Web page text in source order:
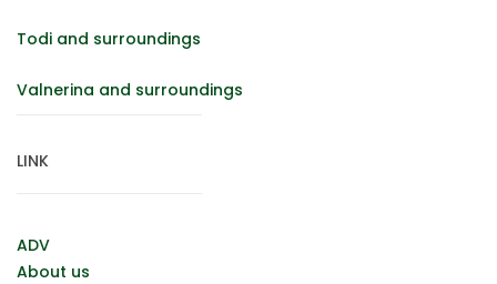
Todi and surroundings
Valnerina and surroundings
LINK
ADV
About us